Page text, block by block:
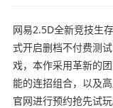
网易2.5D全新竞技生
式开启删档不付费测
戏，本作采用革新的
能的连招组合，以及
官网进行预约抢先试玩